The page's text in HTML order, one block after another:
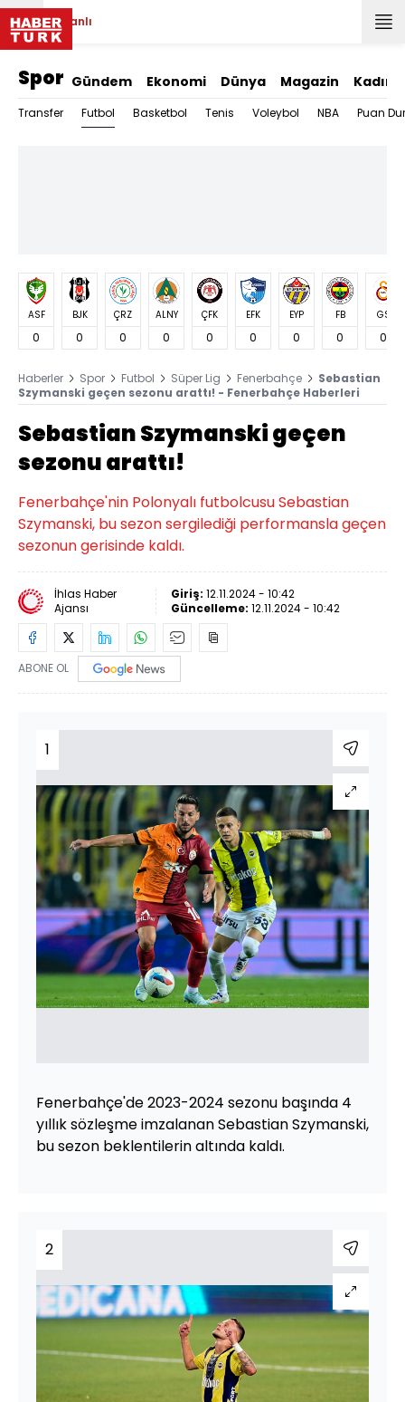
Canlı
Spor Gündem Ekonomi Dünya Magazin Kadın
Transfer Futbol Basketbol Tenis Voleybol NBA Puan
ASF
0
BJK
0
ÇRZ
0
ALNY
0
ÇFK
0
EFK
0
EYP
0
FB
0
GS
0
Haberler Spor Futbol Süper Lig Fenerbahçe
Sebastian
Szymanski geçen sezonu arattı! - Fenerbahçe Haberleri
Sebastian Szymanski geçen
sezonu arattı!
Fenerbahçe'nin Polonyalı futbolcusu Sebastian
Szymanski, bu sezon sergilediği performansla geçen
sezonun gerisinde kaldı.
İhlas Haber
Ajansı
Giriş: 12.11.2024 - 10:42
Güncelleme: 12.11.2024 - 10:42
ABONE OL
1
Fenerbahçe'de 2023-2024 sezonu başında 4
yıllık sözleşme imzalanan Sebastian Szymanski,
bu sezon beklentilerin altında kaldı.
2